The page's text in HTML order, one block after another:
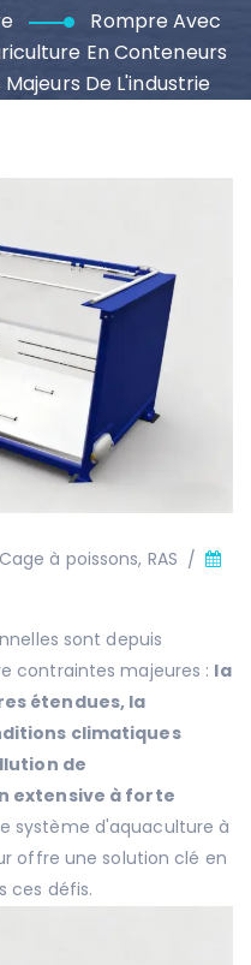
Rompre Avec
En Conteneurs
De L'industrie
Cage à poissons, RAS
sont depuis
contraintes majeures : la
étendues, la
climatiques
de
extensive à forte
système d'aquaculture à
offre une solution clé en
ces défis.